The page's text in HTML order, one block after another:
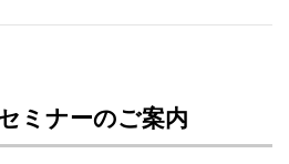
ミナーのご案内